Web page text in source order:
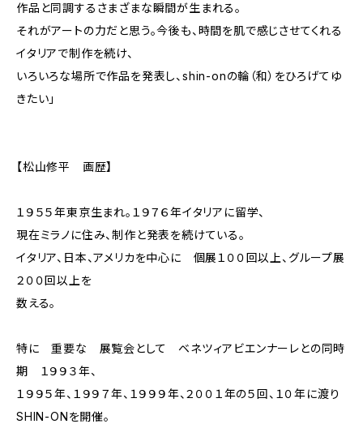
作品と同調するさまざまな瞬間が生まれる。
それがアートの力だと思う。今後も、時間を肌で感じさせてくれる
イタリアで制作を続け、
いろいろな場所で作品を発表し、shin-onの輪（和）をひろげてゆ
きたい」
【松山修平 画歴】
１９５５年東京生まれ。１９７６年イタリアに留学、
現在ミラノに住み、制作と発表を続けている。
イタリア、日本、アメリカを中心に 個展１００回以上、グループ展
２００回以上を
数える。
特に 重要な 展覧会として ベネツィアビエンナーレとの同時
期 １９９３年、
１９９５年、１９９７年、１９９９年、２００１年の５回、１０年に渡り
SHIN-ONを開催。